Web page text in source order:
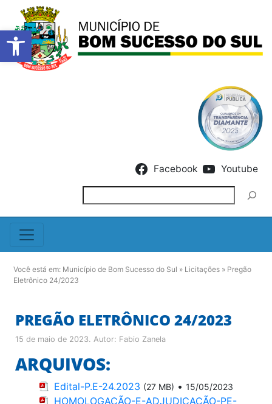
Barra de Ferramentas
Facebook Youtube
Você está em: Município de Bom Sucesso do Sul » Licitações » Pregão
Eletrônico 24/2023
PREGÃO ELETRÔNICO 24/2023
15 de maio de 2023. Autor: Fabio Zanela
ARQUIVOS:
Edital-P.E-24.2023 (27 MB) • 15/05/2023
HOMOLOGAÇÃO-E-ADJUDICAÇÃO-PE-